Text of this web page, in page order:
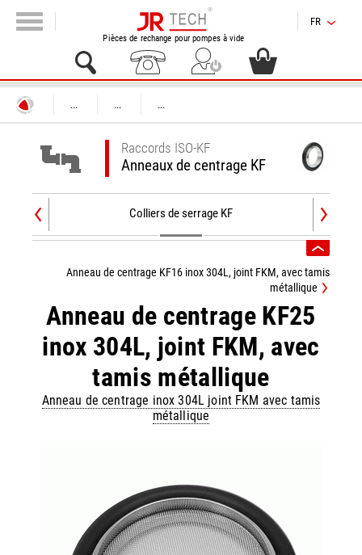
Pièces de rechange pour pompes à vide
FR
... ... ...
Raccords ISO-KF
Anneaux de centrage KF
Colliers de serrage KF
Anneau de centrage KF25
inox 304L, joint FKM, avec
tamis métallique
Anneau de centrage inox 304L joint FKM avec tamis
métallique
Anneau de centrage KF16 inox 304L, joint FKM, avec tamis
métallique